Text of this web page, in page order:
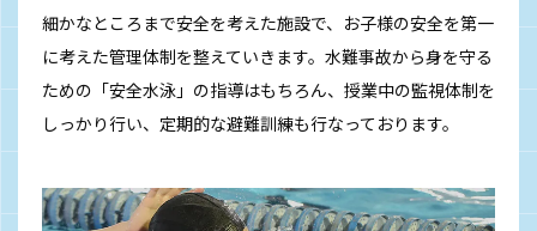
細かなところまで安全を考えた施設で、お子様の安全を第一
に考えた管理体制を整えていきます。水難事故から身を守る
ための「安全水泳」の指導はもちろん、授業中の監視体制を
しっかり行い、定期的な避難訓練も行なっております。